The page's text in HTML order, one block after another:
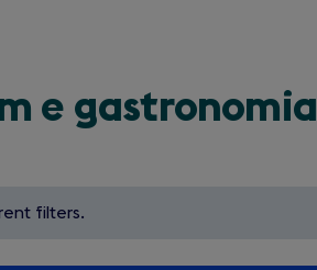
e gastronomia
filters.